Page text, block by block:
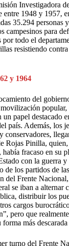
Investigadora
1948 y 1957,
35.294 personas
campesinos para
todo el
resistiendo
y 1964
del
popular,
papel destacado
país. Además, los
conservadores,
Rojas Pinilla,
fracaso en su
con la guerra
de los partidos de
del Frente
se iban a alternar
distribuir los
cargos
pero que
forma más
turno del Frente